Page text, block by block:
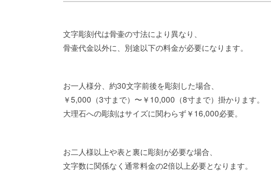
文字彫刻代は骨壷の寸法により異なり、
骨壷代金以外に、別途以下の料金が必要になります。
お一人様分、約30文字前後を彫刻した場合、
￥5,000（3寸まで）〜￥10,000（8寸まで）掛かります。
大理石への彫刻はサイズに関わらず￥16,000必要。
お二人様以上や表と裏に彫刻が必要な場合、
文字数に関係なく通常料金の2倍以上必要となります。